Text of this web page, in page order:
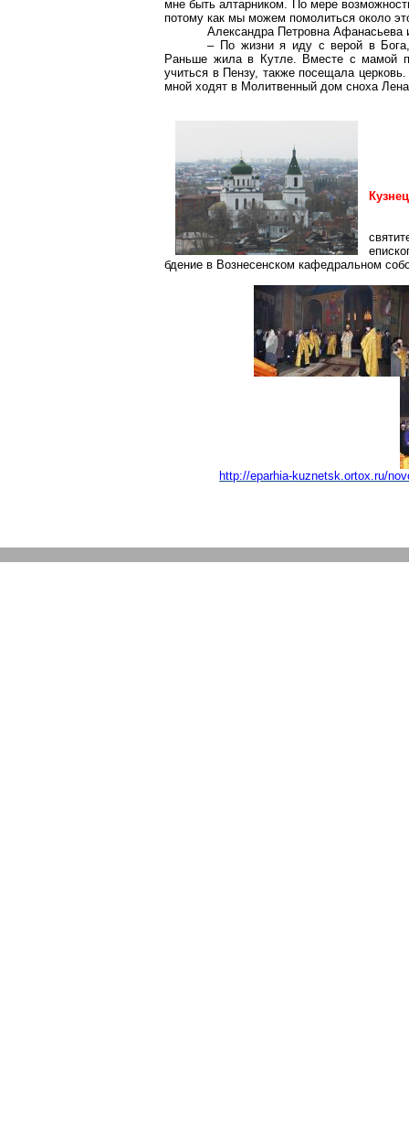
мне бытьалтарником. По мере
потому как мы можем помолиться около
Александра Петровна Афанасьева
– По жизни я иду с верой в
Раньше жила в Кутле. Вместе с мамой
учиться в Пензу, также посещала
мной ходят в Молитвенный дом сноха
бдение в Вознесенском кафедральном
http://eparhia-kuznetsk.ortox.ru/